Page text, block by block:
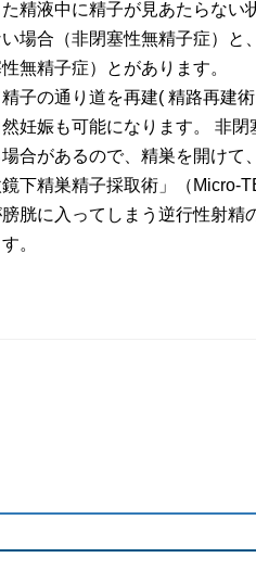
精液中に精子が見あたらない
場合（非閉塞性無精子症）と
無精子症）とがあります。
子の通り道を再建( 精路再建
妊娠も可能になります。 非
合があるので、精巣を開けて
下精巣精子採取術」（Micro-
胱に入ってしまう逆行性射精
。